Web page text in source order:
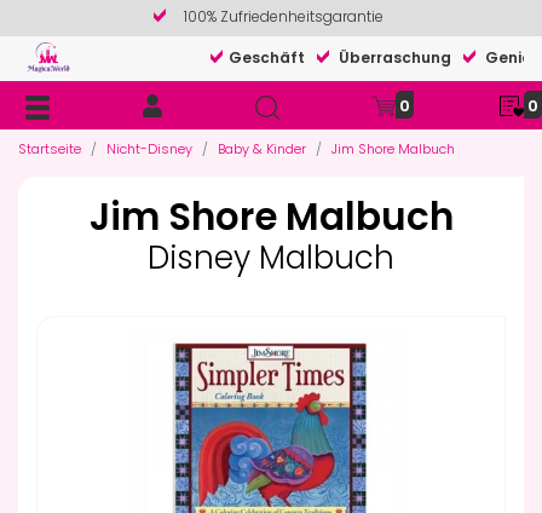
100% Zufriedenheitsgarantie
Geschäft
Überraschung
0 0
Startseite Nicht-Disney Baby & Kinder Jim Shore Malbuch
Jim Shore Malbuch
Disney Malbuch